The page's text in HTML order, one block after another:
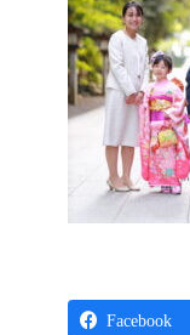
Facebook